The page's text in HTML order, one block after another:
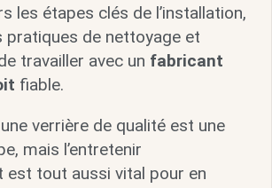
les étapes clés de l’installation,
pratiques de nettoyage et
travailler avec un fabricant
fiable.
verrière de qualité est une
mais l’entretenir
est tout aussi vital pour en